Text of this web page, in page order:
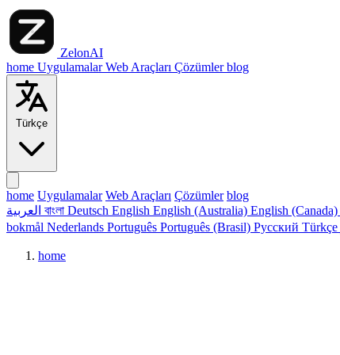
ZelonAI
home UygulamalarWeb Araçları Çözümlerblog
Türkçe
home Uygulamalar Web Araçları Çözümler blog
বাংলা Deutsch English English (Australia) English (Canada)
bokmål Nederlands Português Português (Brasil) Русский Türkçe
home